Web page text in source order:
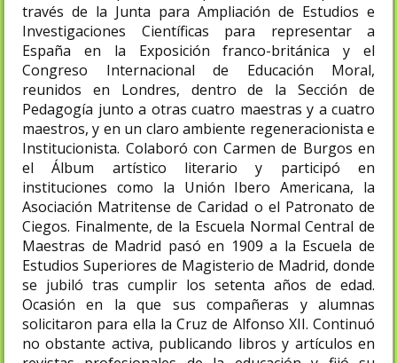
través de la Junta para Ampliación de Estudios e
Investigaciones Científicas para representar a
España en la Exposición franco-británica y el
Congreso Internacional de Educación Moral,
reunidos en Londres, dentro de la Sección de
Pedagogía junto a otras cuatro maestras y a cuatro
maestros, y en un claro ambiente regeneracionista e
Institucionista. Colaboró con Carmen de Burgos en
el Álbum artístico literario y participó en
instituciones como la Unión Ibero Americana, la
Asociación Matritense de Caridad o el Patronato de
Ciegos. Finalmente, de la Escuela Normal Central de
Maestras de Madrid pasó en 1909 a la Escuela de
Estudios Superiores de Magisterio de Madrid, donde
se jubiló tras cumplir los setenta años de edad.
Ocasión en la que sus compañeras y alumnas
solicitaron para ella la Cruz de Alfonso XII. Continuó
no obstante activa, publicando libros y artículos en